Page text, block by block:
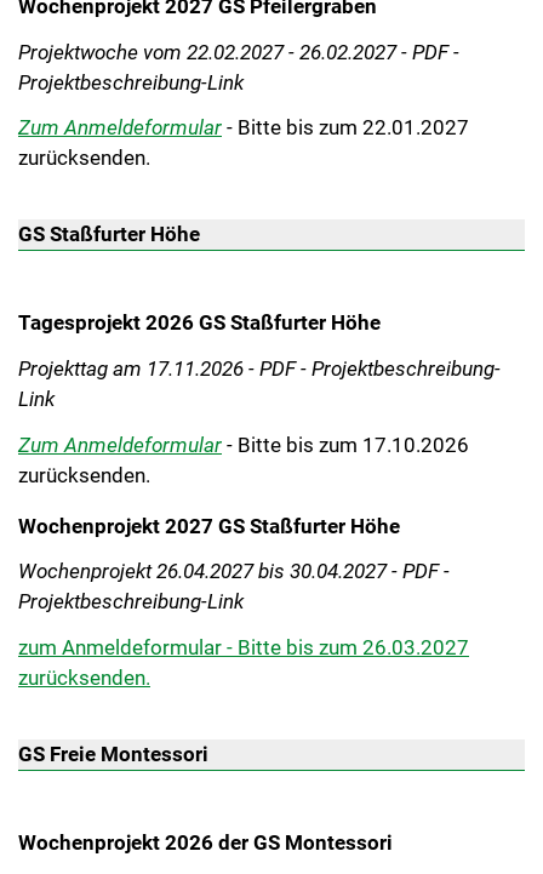
Wochenprojekt 2027 GS Pfeilergraben
Projektwoche vom 22.02.2027 - 26.02.2027 - PDF -
Projektbeschreibung-Link
Zum Anmeldeformular - Bitte bis zum 22.01.2027
zurücksenden.
GS Staßfurter Höhe
Tagesprojekt 2026 GS Staßfurter Höhe
Projekttag am 17.11.2026 - PDF - Projektbeschreibung-
Link
Zum Anmeldeformular - Bitte bis zum 17.10.2026
zurücksenden.
Wochenprojekt 2027 GS Staßfurter Höhe
Wochenprojekt 26.04.2027 bis 30.04.2027 - PDF -
Projektbeschreibung-Link
zum Anmeldeformular - Bitte bis zum 26.03.2027
zurücksenden.
GS Freie Montessori
Wochenprojekt 2026 der GS Montessori